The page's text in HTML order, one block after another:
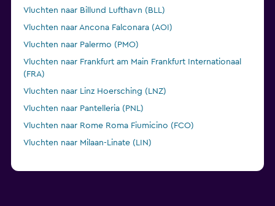
Vluchten naar Billund Lufthavn (BLL)
Vluchten naar Ancona Falconara (AOI)
Vluchten naar Palermo (PMO)
Vluchten naar Frankfurt am Main Frankfurt Internationaal
(FRA)
Vluchten naar Linz Hoersching (LNZ)
Vluchten naar Pantelleria (PNL)
Vluchten naar Rome Roma Fiumicino (FCO)
Vluchten naar Milaan-Linate (LIN)